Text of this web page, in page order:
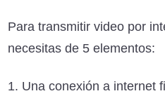
Para transmitir video por
necesitas de 5 elementos:
Una conexión a internet